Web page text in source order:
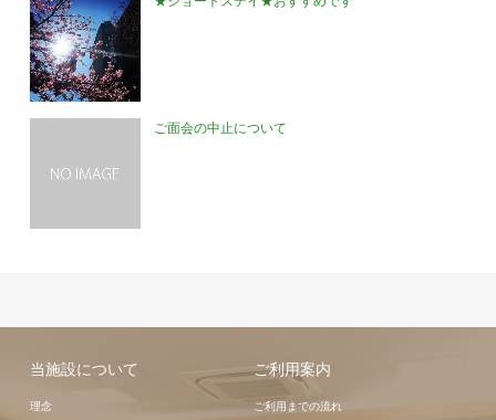
ご面会の中止について
当施設について
理念
ご利用案内
ご利用までの流れ